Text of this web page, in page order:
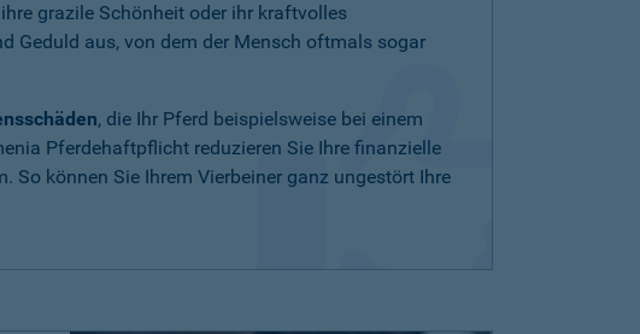
grazile Schönheit oder ihr kraftvolles
Geduld aus, von dem der Mensch oftmals sogar
, die Ihr Pferd beispielsweise bei einem
Pferdehaftpflicht reduzieren Sie Ihre finanzielle
können Sie Ihrem Vierbeiner ganz ungestört Ihre